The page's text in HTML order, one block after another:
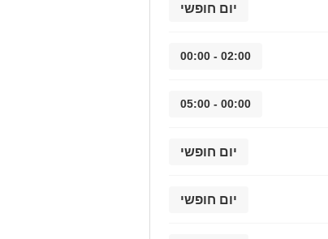
יום חופשי
02:00 - 00:00
00:00 - 05:00
יום חופשי
יום חופשי